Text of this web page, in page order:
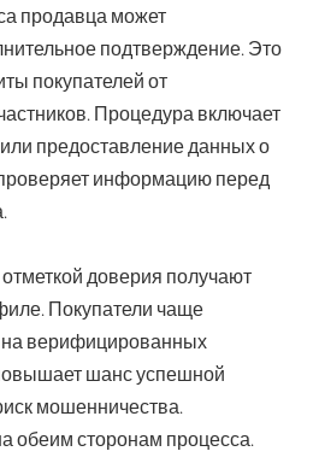
продавца может
подтверждение. Это
покупателей от
Процедура включает
предоставление данных о
информацию перед
доверия получают
Покупатели чаще
верифицированных
шанс успешной
мошенничества.
обеим сторонам процесса.